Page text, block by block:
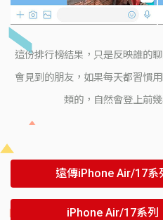
這份排行榜結果，只是反映誰的
會見到的朋友，如果每天都習慣
類的，自然會登上前
遠傳iPhone Air/17
iPhone Air/17系